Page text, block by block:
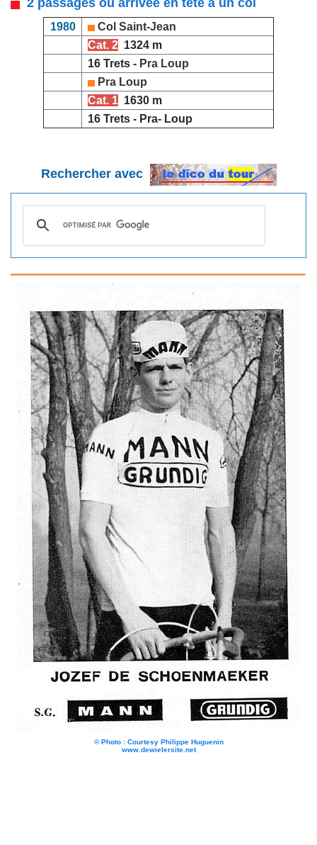
2 passages ou arrivée en tête à un col
1980
Col Saint-Jean
Cat. 2 1324 m
16 Trets - Pra Loup
Pra Loup
Cat. 1 1630 m
16 Trets - Pra- Loup
Rechercher avec
© Photo : Courtesy Philippe Huguenin
www.dewielersite.net